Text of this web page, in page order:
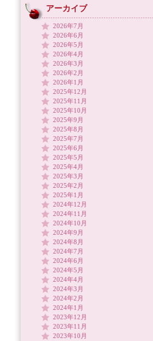
アーカイブ
2026年7月
2026年6月
2026年5月
2026年4月
2026年3月
2026年2月
2026年1月
2025年12月
2025年11月
2025年10月
2025年9月
2025年8月
2025年7月
2025年6月
2025年5月
2025年4月
2025年3月
2025年2月
2025年1月
2024年12月
2024年11月
2024年10月
2024年9月
2024年8月
2024年7月
2024年6月
2024年5月
2024年4月
2024年3月
2024年2月
2024年1月
2023年12月
2023年11月
2023年10月